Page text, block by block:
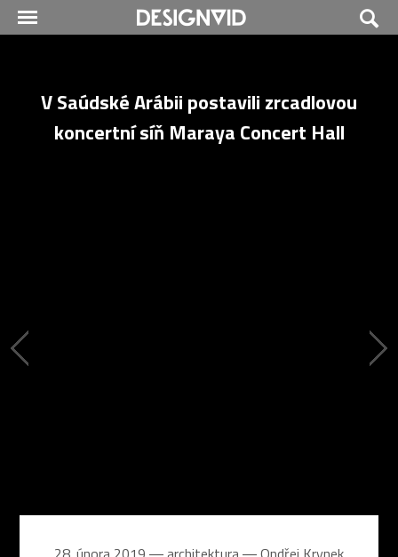
V Saúdské Arábii postavili zrcadlovou
koncertní síň Maraya Concert Hall